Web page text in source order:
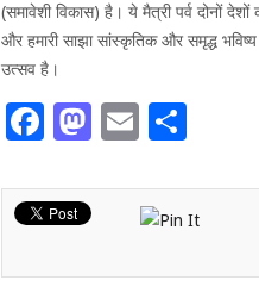
(समावेशी विकास) है। ये मैत्री पर्व दोनों देशों
और हमारी साझा सांस्कृतिक और समृद्ध
उत्सव है।
Facebook
Mastodon
Email